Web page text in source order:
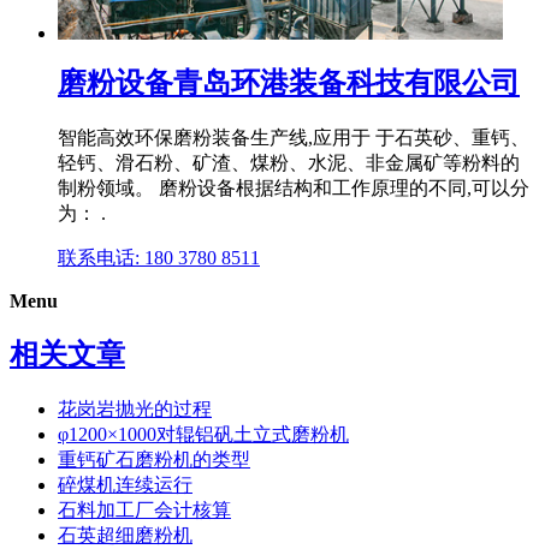
磨粉设备青岛环港装备科技有限公司
智能高效环保磨粉装备生产线,应用于 于石英砂、重钙、
轻钙、滑石粉、矿渣、煤粉、水泥、非金属矿等粉料的
制粉领域。 磨粉设备根据结构和工作原理的不同,可以分
为： .
联系电话: 180 3780 8511
Menu
相关文章
花岗岩抛光的过程
φ1200×1000对辊铝矾土立式磨粉机
重钙矿石磨粉机的类型
碎煤机连续运行
石料加工厂会计核算
石英超细磨粉机